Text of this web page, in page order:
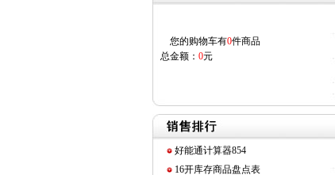
您的购物车有0件商品
总金额： 0元
好能通计算器854
16开库存商品盘点表